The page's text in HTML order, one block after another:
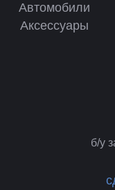
Автомобили
Аксессуары
б/у